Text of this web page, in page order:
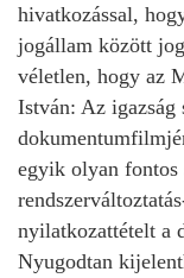
hivatkozással,
jogállam között
véletlen, hogy az
István: Az igazság
egyik olyan fontos
nyilatkozattételt a
Nyugodtan